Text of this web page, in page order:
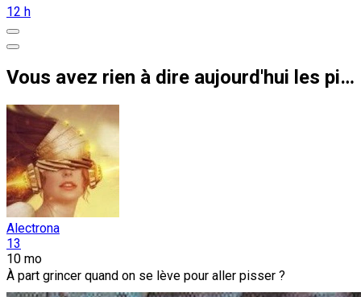
12 h
Vous avez rien à dire aujourd'hui les pieds de chaises ?
Alectrona
13
10 mo
À part grincer quand on se lève pour aller pisser ?